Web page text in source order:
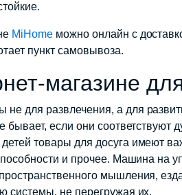
MiHome можно онлайн с
пункт самовывоза.
магазине
для развлечения, а для
бывает, если они
товары для досуга имеют
и прочее. Машина на
мышления,
системы, не перегружая их.